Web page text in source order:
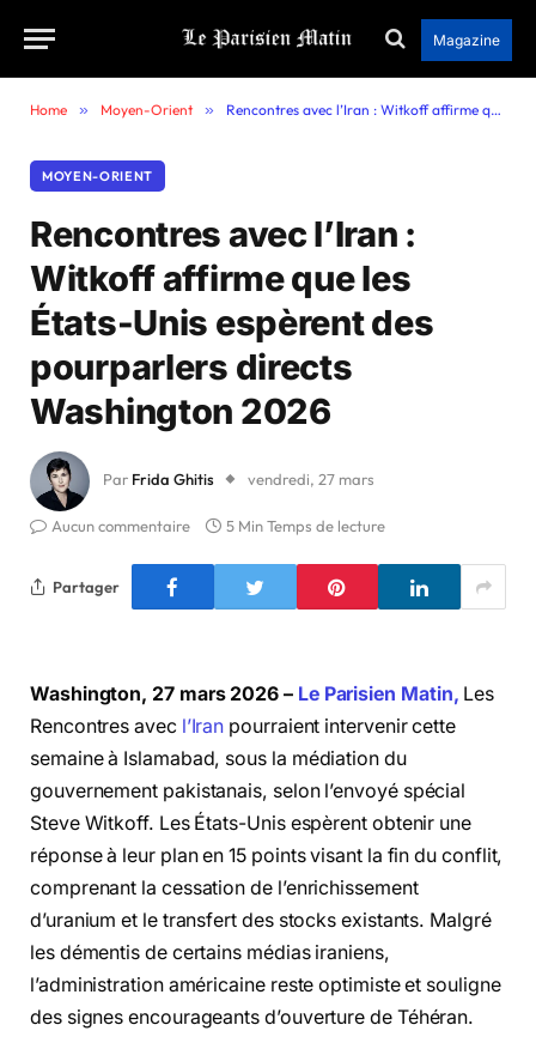
Magazine
Home » Moyen-Orient » Rencontres avec l’Iran : Witkoff affirme que les États-Unis espèrent des pourparlers directs Washington 2026
MOYEN-ORIENT
Rencontres avec l’Iran :
Witkoff affirme que les
États-Unis espèrent des
pourparlers directs
Washington 2026
Par Frida Ghitis vendredi, 27 mars
Aucun commentaire 5 Min Temps de lecture
Partager
Washington, 27 mars 2026 – Le Parisien Matin, Les
Rencontres avec l’Iran pourraient intervenir cette
semaine à Islamabad, sous la médiation du
gouvernement pakistanais, selon l’envoyé spécial
Steve Witkoff. Les États-Unis espèrent obtenir une
réponse à leur plan en 15 points visant la fin du conflit,
comprenant la cessation de l’enrichissement
d’uranium et le transfert des stocks existants. Malgré
les démentis de certains médias iraniens,
l’administration américaine reste optimiste et souligne
des signes encourageants d’ouverture de Téhéran.